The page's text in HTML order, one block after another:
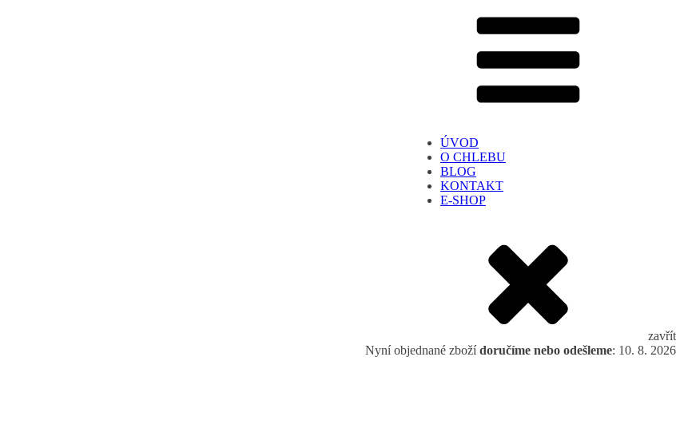
ÚVOD
O CHLEBU
BLOG
KONTAKT
E-SHOP
zavřít
Nyní objednané zbožídoručíme nebo odešleme: 10. 8. 2026